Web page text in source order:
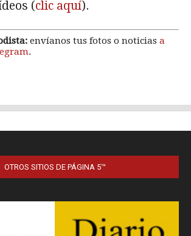
OTROS SITIOS DE PÁGINA 5™